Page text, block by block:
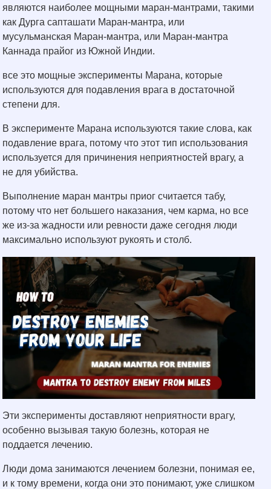
являются наиболее мощными маран-мантрами, такими
как Дурга сапташати Маран-мантра, или
мусульманская Маран-мантра, или Маран-мантра
Каннада прайог из Южной Индии.
все это мощные эксперименты Марана, которые
используются для подавления врага в достаточной
степени для.
В эксперименте Марана используются такие слова, как
подавление врага, потому что этот тип использования
используется для причинения неприятностей врагу, а
не для убийства.
Выполнение маран мантры приог считается табу,
потому что нет большего наказания, чем карма, но все
же из-за жадности или ревности даже сегодня люди
максимально используют рукоять и столб.
Эти эксперименты доставляют неприятности врагу,
особенно вызывая такую болезнь, которая не
поддается лечению.
Люди дома занимаются лечением болезни, понимая ее,
и к тому времени, когда они это понимают, уже слишком